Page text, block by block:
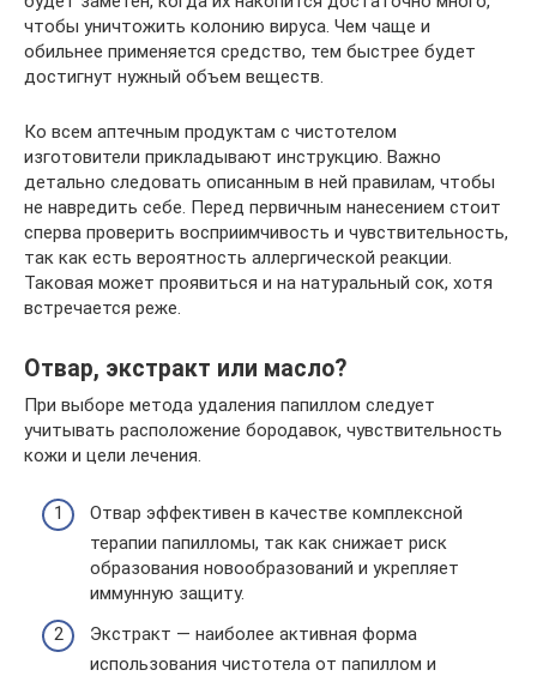
чтобы уничтожить колонию вируса. Чем чаще и
обильнее применяется средство, тем быстрее будет
достигнут нужный объем веществ.
Ко всем аптечным продуктам с чистотелом
изготовители прикладывают инструкцию. Важно
детально следовать описанным в ней правилам, чтобы
не навредить себе. Перед первичным нанесением стоит
сперва проверить восприимчивость и чувствительность,
так как есть вероятность аллергической реакции.
Таковая может проявиться и на натуральный сок, хотя
встречается реже.
Отвар, экстракт или масло?
При выборе метода удаления папиллом следует
учитывать расположение бородавок, чувствительность
кожи и цели лечения.
Отвар эффективен в качестве комплексной
терапии папилломы, так как снижает риск
образования новообразований и укрепляет
иммунную защиту.
Экстракт — наиболее активная форма
использования чистотела от папиллом и